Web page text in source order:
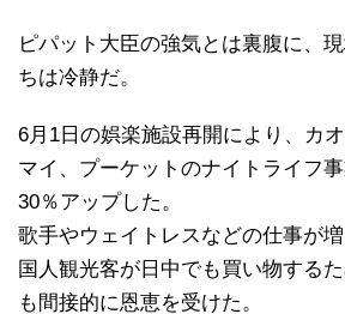
ピパット大臣の強気とは裏腹に、
ちは冷静だ。
6月1日の娯楽施設再開により、カ
マイ、プーケットのナイトライフ
30％アップした。
歌手やウェイトレスなどの仕事が
国人観光客が日中でも買い物する
も間接的に恩恵を受けた。